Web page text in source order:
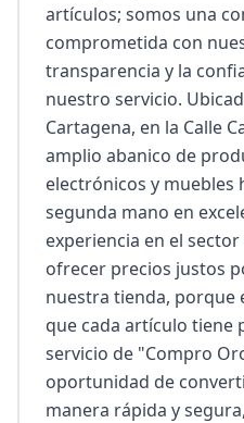
artículos; somos una
comprometida con
transparencia y la
nuestro servicio.
Cartagena, en la Calle
amplio abanico de
electrónicos y muebles
segunda mano en
experiencia en el
ofrecer precios justos
nuestra tienda, porque
que cada artículo tiene
servicio de "Compro
oportunidad de
manera rápida y